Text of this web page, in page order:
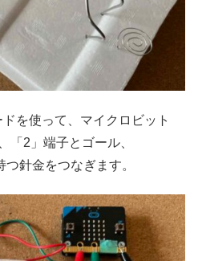
を使って、マイクロビット
「2」端子とゴール、
つ針金をつなぎます。